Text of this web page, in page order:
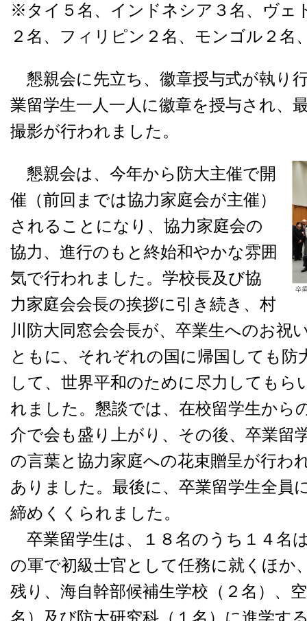
※タイ５名、インドネシア３名、ヴェ
２名、フィリピン２名、モンゴル２
懇親会に先立ち、徽章授与式が執り
業留学生一人一人に徽章を授与され、
撮影が行われました。
懇親会は、今年から防大主催で開
催（前回までは協力家庭会が主催）
されることになり、協力家庭会の
協力、進行のもと終始和やかな雰囲
気で行われました。学校長及び協
力家庭会会長の挨拶に引き続き、村
川防大同窓会会長が、卒業生へのお祝
ともに、それぞれの国に帰国しても防
して、世界平和のために尽力してもら
れました。懇談では、在校留学生から
介で会も盛り上がり、その後、卒業留
の言葉と協力家庭への花束贈呈が行わ
ありました。最後に、卒業留学生全員
締めくくられました。
卒業留学生は、１８名のうち１４名
の軍で初級士官として任務に就くほか
残り、海自幹部候補生学校（２名）、
名）及び防大研究科（１名）に進学す